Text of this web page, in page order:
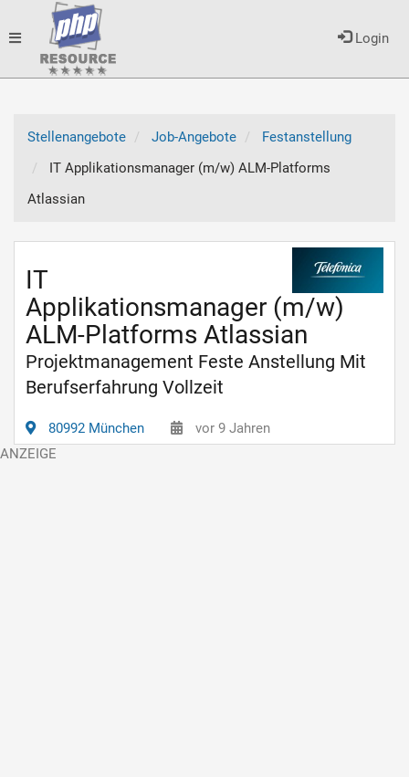
Login
Toggle
Stellenangebote
Job-Angebote
Festanstellung
IT Applikationsmanager (m/w) ALM-Platforms
Atlassian
IT
Applikationsmanager (m/w)
ALM-Platforms Atlassian
Projektmanagement Feste Anstellung Mit
Berufserfahrung Vollzeit
80992 München vor 9 Jahren